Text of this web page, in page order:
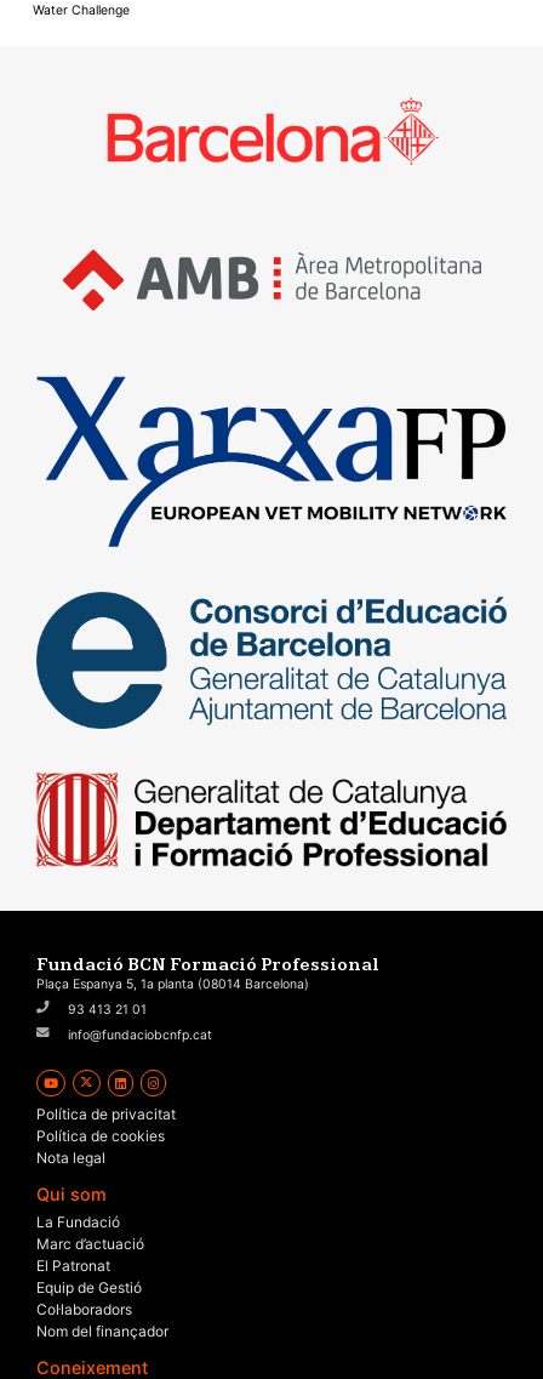
Water Challenge
Fundació BCN Formació Professional
Plaça Espanya 5, 1a planta (08014 Barcelona)
93 413 21 01
info@fundaciobcnfp.cat
Política de privacitat
Política de cookies
Nota legal
Qui som
La Fundació
Marc d’actuació
El Patronat
Equip de Gestió
Col·laboradors
Nom del finançador
Coneixement